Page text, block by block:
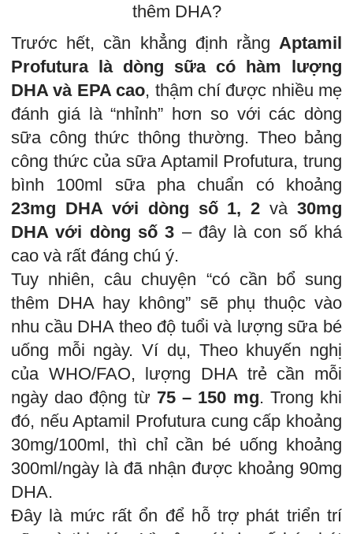
thêm DHA?
Trước hết, cần khẳng định rằng Aptamil
Profutura là dòng sữa có hàm lượng
DHA và EPA cao, thậm chí được nhiều mẹ
đánh giá là “nhỉnh” hơn so với các dòng
sữa công thức thông thường. Theo bảng
công thức của sữa Aptamil Profutura, trung
bình 100ml sữa pha chuẩn có khoảng
23mg DHA với dòng số 1, 2 và 30mg
DHA với dòng số 3 – đây là con số khá
cao và rất đáng chú ý.
Tuy nhiên, câu chuyện “có cần bổ sung
thêm DHA hay không” sẽ phụ thuộc vào
nhu cầu DHA theo độ tuổi và lượng sữa bé
uống mỗi ngày. Ví dụ, Theo khuyến nghị
của WHO/FAO, lượng DHA trẻ cần mỗi
ngày dao động từ 75 – 150 mg. Trong khi
đó, nếu Aptamil Profutura cung cấp khoảng
30mg/100ml, thì chỉ cần bé uống khoảng
300ml/ngày là đã nhận được khoảng 90mg
DHA.
Đây là mức rất ổn để hỗ trợ phát triển trí